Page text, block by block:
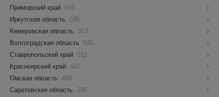
Приморский край 599
Иркутская область
595
Кемеровская область
563
Волгоградская область
545
Ставропольский край 511
Красноярский край 447
Омская область 408
Саратовская область
396